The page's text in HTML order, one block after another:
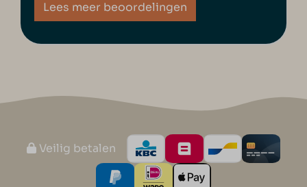
Lees meer beoordelingen
Veilig betalen